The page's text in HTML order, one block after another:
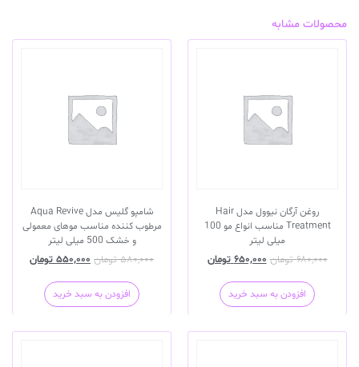
محصولات مشابه
روغن آرگان نیوول مدل Hair
Treatment مناسب انواع مو 100
میلی لیتر
۶۸۰,۰۰۰ تومان ۶۵۰,۰۰۰ تومان
افزودن به سبد خرید
شامپو گلیس مدل Aqua Revive
مرطوب کننده مناسب موهای معمولی
و خشک 500 میلی لیتر
۵۸۰,۰۰۰ تومان ۵۵۰,۰۰۰ تومان
افزودن به سبد خرید